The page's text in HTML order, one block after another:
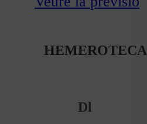
HEMEROTECA
Dl